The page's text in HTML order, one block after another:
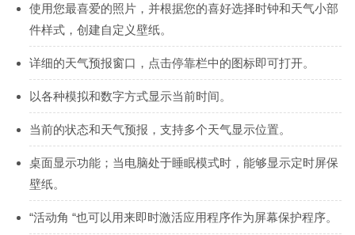
使用您最喜爱的照片，并根据您的喜好选择时钟和天气小部
件样式，创建自定义壁纸。
详细的天气预报窗口，点击停靠栏中的图标即可打开。
以各种模拟和数字方式显示当前时间。
当前的状态和天气预报，支持多个天气显示位置。
桌面显示功能；当电脑处于睡眠模式时，能够显示定时屏保
壁纸。
“活动角 “也可以用来即时激活应用程序作为屏幕保护程序。